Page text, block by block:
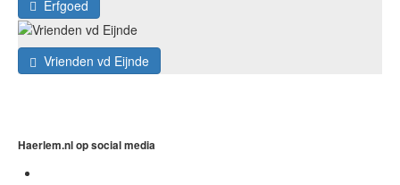
Erfgoed
Vrienden vd Eijnde
Haerlem.nl op social media